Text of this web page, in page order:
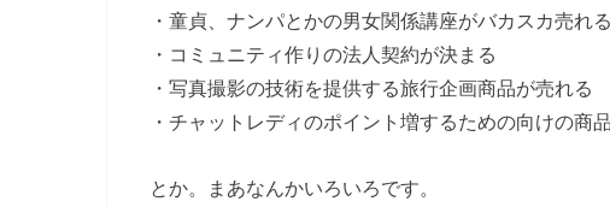
・童貞、ナンパとかの男女関係講座がバカスカ売れ
・コミュニティ作りの法人契約が決まる
・写真撮影の技術を提供する旅行企画商品が売れる
・チャットレディのポイント増するための向けの商品
とか。まあなんかいろいろです。